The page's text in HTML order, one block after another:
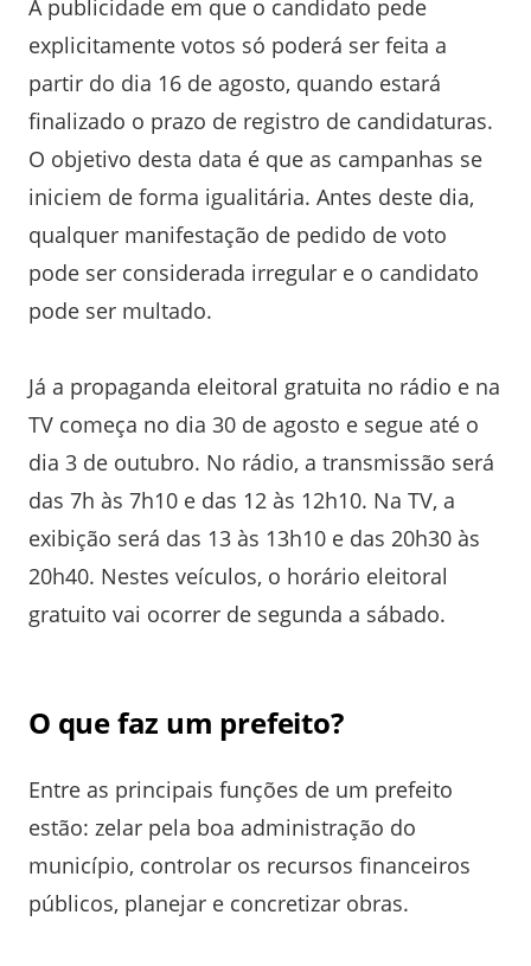
A publicidade em que o candidato pede
explicitamente votos só poderá ser feita a
partir do dia 16 de agosto, quando estará
finalizado o prazo de registro de candidaturas.
O objetivo desta data é que as campanhas se
iniciem de forma igualitária. Antes deste dia,
qualquer manifestação de pedido de voto
pode ser considerada irregular e o candidato
pode ser multado.
Já a propaganda eleitoral gratuita no rádio e na
TV começa no dia 30 de agosto e segue até o
dia 3 de outubro. No rádio, a transmissão será
das 7h às 7h10 e das 12 às 12h10. Na TV, a
exibição será das 13 às 13h10 e das 20h30 às
20h40. Nestes veículos, o horário eleitoral
gratuito vai ocorrer de segunda a sábado.
O que faz um prefeito?
Entre as principais funções de um prefeito
estão: zelar pela boa administração do
município, controlar os recursos financeiros
públicos, planejar e concretizar obras.